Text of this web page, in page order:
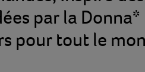
par la Donna*
pour tout le